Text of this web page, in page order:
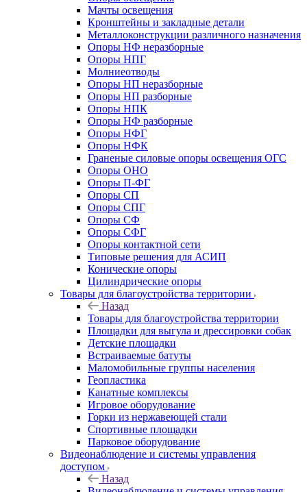
Мачты освещения
Кронштейны и закладные детали
Металлоконструкции различного назначения
Опоры НФ неразборные
Опоры НПГ
Молниеотводы
Опоры НП неразборные
Опоры НП разборные
Опоры НПК
Опоры НФ разборные
Опоры НФГ
Опоры НФК
Граненые силовые опоры освещения ОГС
Опоры ОНО
Опоры П-ФГ
Опоры СП
Опоры СПГ
Опоры СФ
Опоры СФГ
Опоры контактной сети
Типовые решения для АСИП
Конические опоры
Цилиндрические опоры
Товары для благоустройства территории
Назад
Товары для благоустройства территории
Площадки для выгула и дрессировки собак
Детские площадки
Встраиваемые батуты
Маломобильные группы населения
Геопластика
Канатные комплексы
Игровое оборудование
Горки из нержавеющей стали
Спортивные площадки
Парковое оборудование
Видеонаблюдение и системы управления
доступом
Назад